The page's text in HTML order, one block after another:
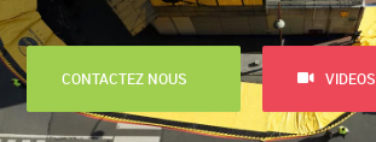
CONTACTEZ NOUS VIDEOS